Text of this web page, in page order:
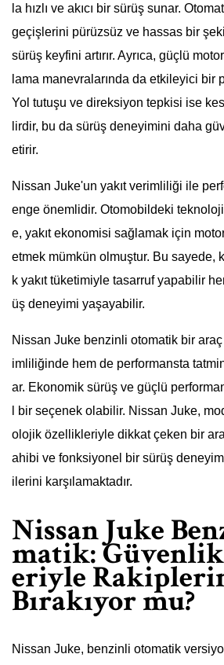
la hızlı ve akıcı bir sürüş sunar.
geçişlerini pürüzsüz ve hassas bir
sürüş keyfini artırır. Ayrıca, güçlü
lama manevralarında da etkileyici bir
Yol tutuşu ve direksiyon tepkisi ise
lirdir, bu da sürüş deneyimini daha
etirir.
Nissan Juke'un yakıt verimliliği ile
enge önemlidir. Otomobildeki
e, yakıt ekonomisi sağlamak için
etmek mümkün olmuştur. Bu sayede,
k yakıt tüketimiyle tasarruf yapabilir
üş deneyimi yaşayabilir.
Nissan Juke benzinli otomatik bir
imliliğinde hem de performansta
ar. Ekonomik sürüş ve güçlü
l bir seçenek olabilir. Nissan Juke,
olojik özellikleriyle dikkat çeken bir
ahibi ve fonksiyonel bir sürüş
ilerini karşılamaktadır.
Nissan Juke
matik:
eriyle
Bırakıyor mu?
Nissan Juke, benzinli otomatik